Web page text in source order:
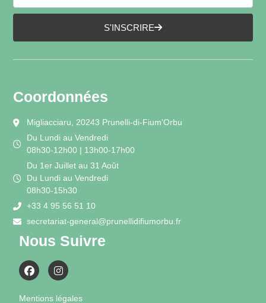
S'INSCRIRE
Coordonnées
Migliacciaru, 20243 Prunelli-di-Fium'Orbu
Du Lundi au Vendredi
08h30-12h00 | 13h00-17h00
Du 1er Juillet au 31 Août
Du Lundi au Vendredi
08h30-15h30
+33 4 95 56 51 10
secretariat-general@prunellidifiumorbu.fr
Nous Suivre
Mentions légales